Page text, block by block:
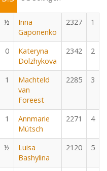
½
Inna
Gaponenko
2327 1
0
Kateryna
Dolzhykova
2342 2
1
Machteld
van
Foreest
2285 3
1
Annmarie
Mütsch
2271 4
½
Luisa
Bashylina
2120 5